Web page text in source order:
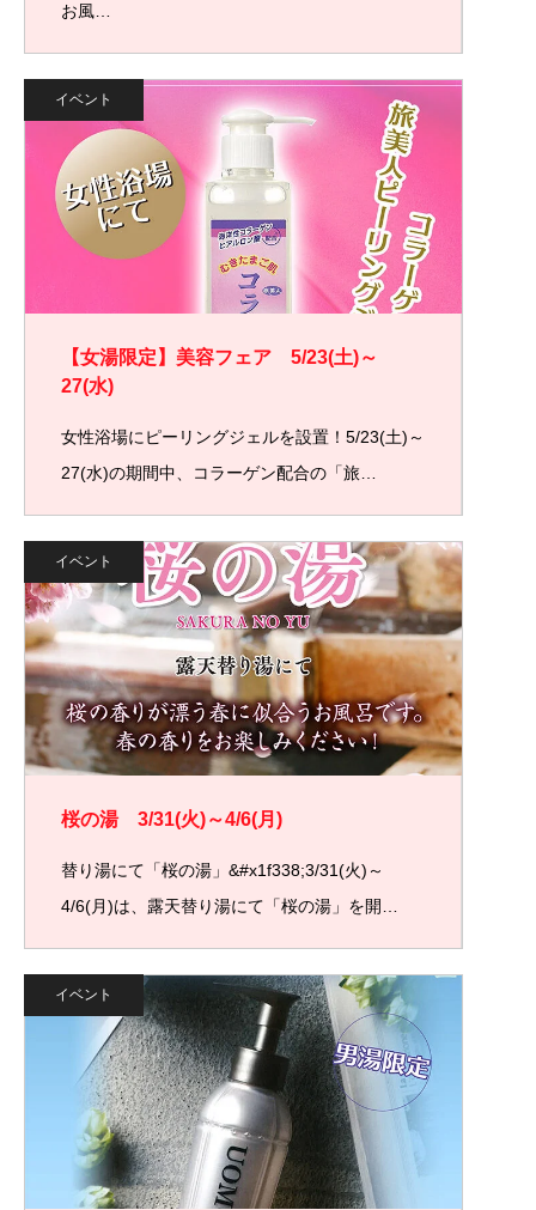
お風…
イベント
【女湯限定】美容フェア 5/23(土)～
27(水)
女性浴場にピーリングジェルを設置！5/23(土)～
27(水)の期間中、コラーゲン配合の「旅…
イベント
桜の湯 3/31(火)～4/6(月)
替り湯にて「桜の湯」&#x1f338;3/31(火)～
4/6(月)は、露天替り湯にて「桜の湯」を開…
イベント